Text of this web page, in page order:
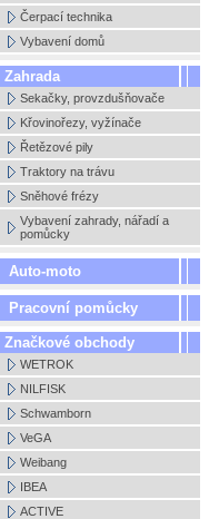
Čerpací technika
Vybavení domů
Zahrada
Sekačky, provzdušňovače
Křovinořezy, vyžínače
Řetězové pily
Traktory na trávu
Sněhové frézy
Vybavení zahrady, nářadí a
pomůcky
Auto-moto
Pracovní pomůcky
Značkové obchody
WETROK
NILFISK
Schwamborn
VeGA
Weibang
IBEA
ACTIVE